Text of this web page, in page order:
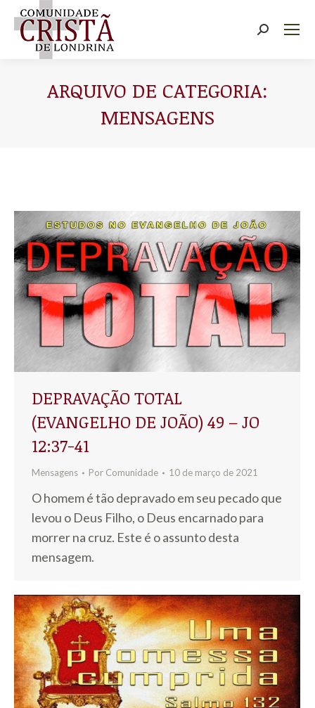
Buscar
ARQUIVO DE CATEGORIA:
MENSAGENS
DEPRAVAÇÃO TOTAL
(EVANGELHO DE JOÃO) 49 – JO
12:37-41
Mensagens Por Comunidade 10 de março de 2021
O homem é tão depravado em seu pecado que
levou o Deus Filho, o Deus encarnado para
morrer na cruz. Este é o assunto desta
mensagem.